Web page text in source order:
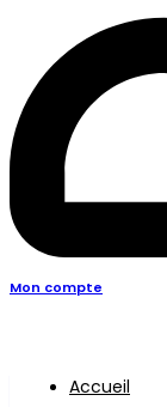
Mon compte
Accueil